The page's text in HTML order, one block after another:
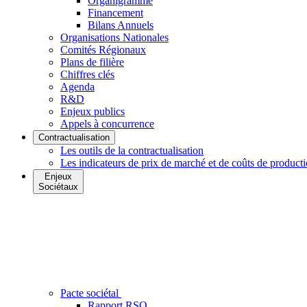
Financement
Bilans Annuels
Organisations Nationales
Comités Régionaux
Plans de filière
Chiffres clés
Agenda
R&D
Enjeux publics
Appels à concurrence
Contractualisation
Les outils de la contractualisation
Les indicateurs de prix de marché et de coûts de
Enjeux
Sociétaux
Pacte sociétal